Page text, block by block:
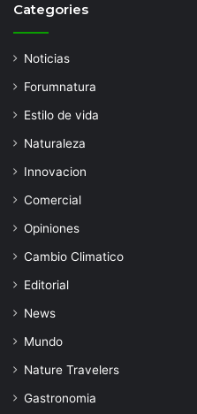
Categories
Noticias
Forumnatura
Estilo de vida
Naturaleza
Innovacion
Comercial
Opiniones
Cambio Climatico
Editorial
News
Mundo
Nature Travelers
Gastronomia